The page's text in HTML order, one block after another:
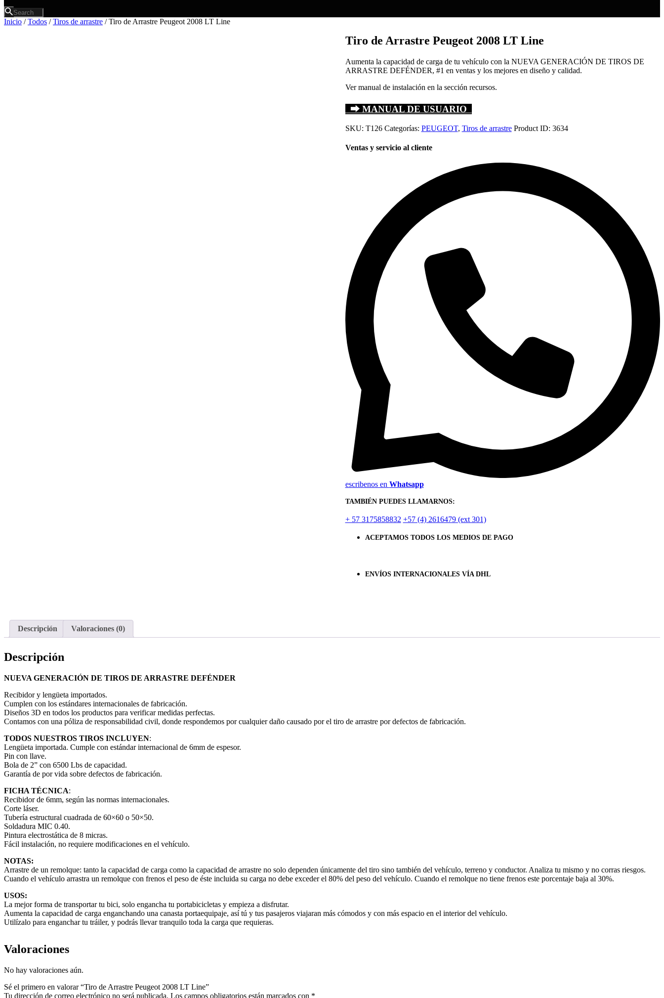
Inicio /Todos /Tiros de arrastre / Tiro de Arrastre Peugeot 2008 LT Line
Tiro de Arrastre Peugeot 2008 LT Line
Aumenta la capacidad de carga de tu vehículo con la NUEVA GENERACIÓN DE TIROS DE
ARRASTRE DEFÉNDER, #1 en ventas y los mejores en diseño y calidad.
Ver manual de instalación en la sección recursos.
⮕ MANUAL DE USUARIO
SKU: T126 Categorías: PEUGEOT, Tiros de arrastre Product ID: 3634
Ventas y servicio al cliente
escribenos en Whatsapp
TAMBIÉN PUEDES LLAMARNOS:
+ 57 3175858832 +57 (4) 2616479 (ext 301)
ACEPTAMOS TODOS LOS MEDIOS DE PAGO
ENVÍOS INTERNACIONALES VÍA DHL
Descripción Valoraciones (0)
Descripción
NUEVA GENERACIÓN DE TIROS DE ARRASTRE DEFÉNDER
Recibidor y lengüeta importados.
Cumplen con los estándares internacionales de fabricación.
Diseños 3D en todos los productos para verificar medidas perfectas.
Contamos con una póliza de responsabilidad civil, donde respondemos por cualquier daño causado por el tiro de arrastre por defectos de fabricación.
TODOS NUESTROS TIROS INCLUYEN:
Lengüeta importada. Cumple con estándar internacional de 6mm de espesor.
Pin con llave.
Bola de 2” con 6500 Lbs de capacidad.
Garantía de por vida sobre defectos de fabricación.
FICHA TÉCNICA:
Recibidor de 6mm, según las normas internacionales.
Corte láser.
Tubería estructural cuadrada de 60×60 o 50×50.
Soldadura MIC 0.40.
Pintura electrostática de 8 micras.
Fácil instalación, no requiere modificaciones en el vehículo.
NOTAS:
Arrastre de un remolque: tanto la capacidad de carga como la capacidad de arrastre no solo dependen únicamente del tiro sino también del vehículo, terreno y conductor. Analiza tu mismo y no corras riesgos.
Cuando el vehículo arrastra un remolque con frenos el peso de éste incluida su carga no debe exceder el 80% del peso del vehículo. Cuando el remolque no tiene frenos este porcentaje baja al 30%.
USOS:
La mejor forma de transportar tu bici, solo engancha tu portabicicletas y empieza a disfrutar.
Aumenta la capacidad de carga enganchando una canasta portaequipaje, así tú y tus pasajeros viajaran más cómodos y con más espacio en el interior del vehículo.
Utilízalo para enganchar tu tráiler, y podrás llevar tranquilo toda la carga que requieras.
Valoraciones
No hay valoraciones aún.
Sé el primero en valorar “Tiro de Arrastre Peugeot 2008 LT Line”
Tu dirección de correo electrónico no será publicada. Los campos obligatorios están marcados con *